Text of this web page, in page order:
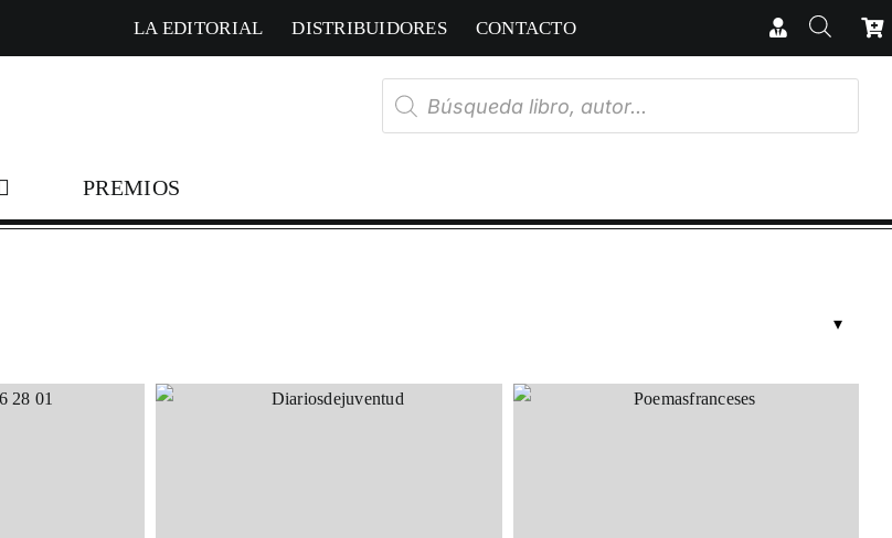
LA EDITORIAL DISTRIBUIDORES CONTACTO
Búsqueda
de
productos
PREMIOS